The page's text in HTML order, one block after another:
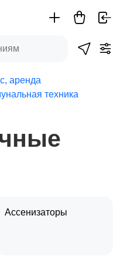
аренда
техника
Ассенизаторы